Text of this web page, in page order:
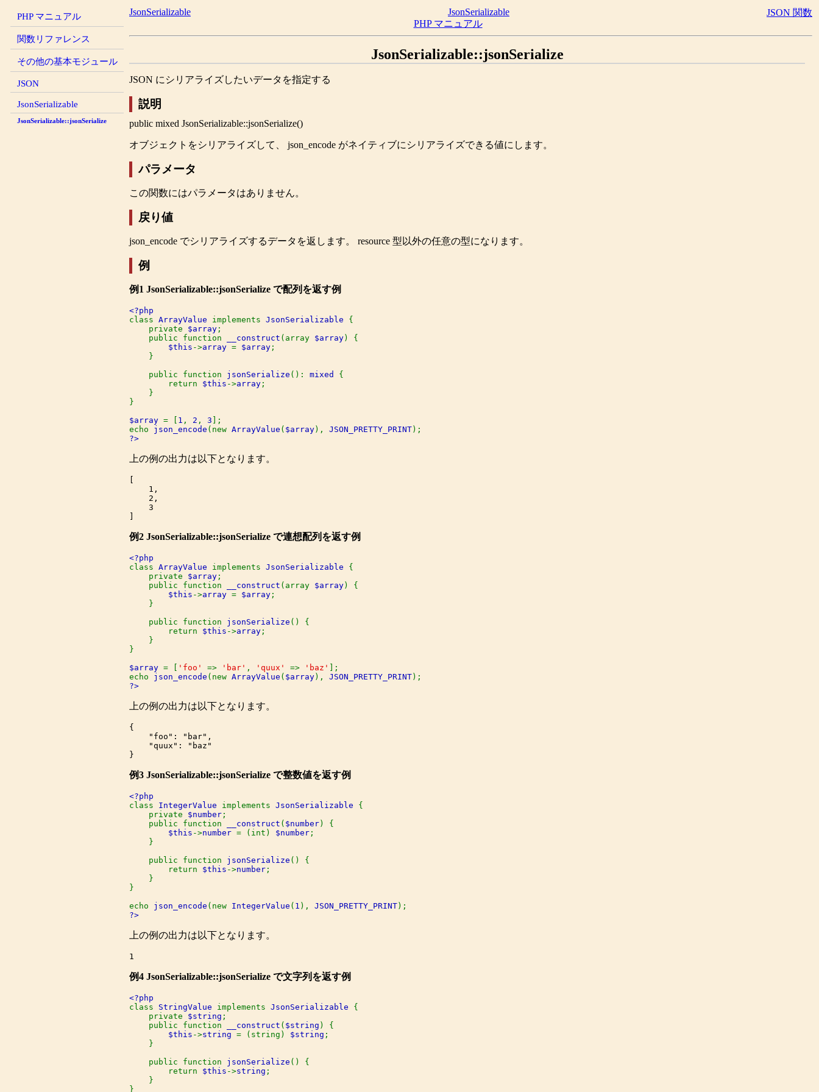
PHP マニュアル
関数リファレンス
その他の基本モジュール
JSON
JsonSerializable
JsonSerializable::jsonSerialize
JsonSerializable JSON 関数
JsonSerializable
PHP マニュアル
JsonSerializable::jsonSerialize
JSON にシリアライズしたいデータを指定する
説明
public mixed JsonSerializable::jsonSerialize()
オブジェクトをシリアライズして、 json_encode がネイティブにシリアライズできる値にします。
パラメータ
この関数にはパラメータはありません。
戻り値
json_encode でシリアライズするデータを返します。 resource 型以外の任意の型になります。
例
例1 JsonSerializable::jsonSerialize で配列を返す例
class ArrayValue implements JsonSerializable {
    private
$array ;
    public function
__construct (array $array) {
$this ->array = $array ;
    }
    public function
jsonSerialize (): mixed {
        return
$this ->array ;
    }
}
$array = [ 1 , 2 , 3 ];
echo json_encode (new ArrayValue ( $array), JSON_PRETTY_PRINT
?>
上の例の出力は以下となります。
    1,
    2,
    3
例2 JsonSerializable::jsonSerialize で連想配列を返す例
class ArrayValue implements JsonSerializable {
    private
$array ;
    public function
__construct (array $array) {
$this ->array = $array ;
    }
    public function
jsonSerialize () {
        return
$this ->array ;
    }
}
$array = [ 'foo' => 'bar' , 'quux' => 'baz'
];
echo json_encode (new ArrayValue ( $array), JSON_PRETTY_PRINT
?>
上の例の出力は以下となります。
{
    "foo": "bar",
    "quux": "baz"
例3 JsonSerializable::jsonSerialize で整数値を返す例
class IntegerValue implements JsonSerializable {
    private
$number ;
    public function
__construct ( $number) {
$this ->number = (int) $number ;
    }
    public function
jsonSerialize () {
        return
$this ->number ;
    }
}
echo json_encode (new IntegerValue ( 1 ), JSON_PRETTY_PRINT
?>
上の例の出力は以下となります。
例4 JsonSerializable::jsonSerialize で文字列を返す例
class StringValue implements JsonSerializable {
    private
$string ;
    public function
__construct ( $string ) {
$this ->string = (string) $string ;
    }
    public function
jsonSerialize () {
        return
$this ->string ;
    }
}